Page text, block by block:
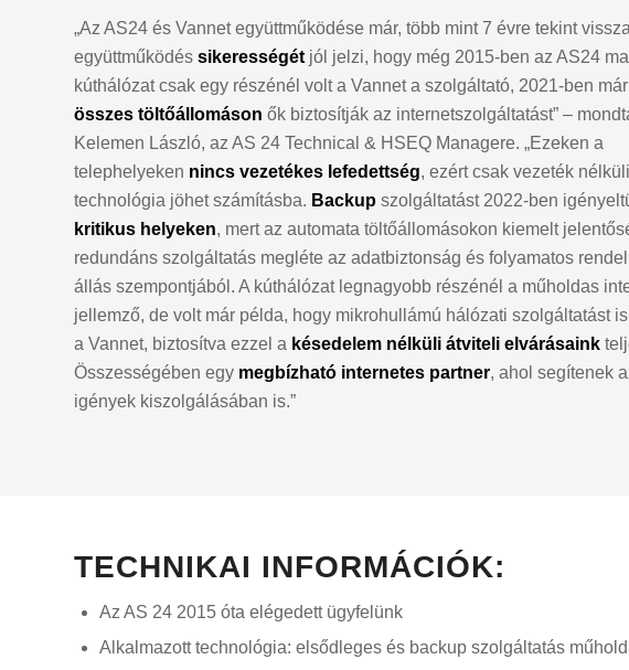
„Az AS24 és Vannet együttműködése már, több mint 7 évre tekint
együttműködés sikerességét jól jelzi, hogy még 2015-ben az AS24
kúthálózat csak egy részénél volt a Vannet a szolgáltató, 2021-ben
összes töltőállomáson ők biztosítják az internetszolgáltatást” –
Kelemen László, az AS 24 Technical & HSEQ Managere. „Ezeken a
telephelyeken nincs vezetékes lefedettség, ezért csak vezeték nélküli
technológia jöhet számításba. Backup szolgáltatást 2022-ben
kritikus helyeken, mert az automata töltőállomásokon kiemelt
redundáns szolgáltatás megléte az adatbiztonság és folyamatos
állás szempontjából. A kúthálózat legnagyobb részénél a műholdas
jellemző, de volt már példa, hogy mikrohullámú hálózati szolgáltatást
a Vannet, biztosítva ezzel a késedelem nélküli átviteli elvárásaink
Összességében egy megbízható internetes partner, ahol segítenek
igények kiszolgálásában is.”
TECHNIKAI INFORMÁCIÓK:
Az AS 24 2015 óta elégedett ügyfelünk
Alkalmazott technológia: elsődleges és backup szolgáltatás